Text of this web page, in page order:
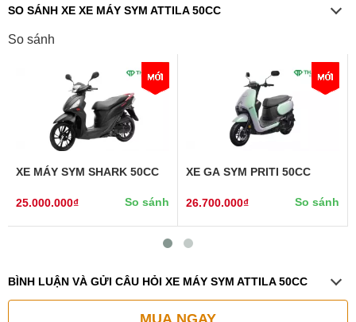
SO SÁNH XE XE MÁY SYM ATTILA 50CC
So sánh
XE MÁY SYM SHARK 50CC
25.000.000₫ So sánh
XE GA SYM PRITI 50CC
26.700.000₫ So sánh
BÌNH LUẬN VÀ GỬI CÂU HỎI XE MÁY SYM ATTILA 50CC
MUA NGAY